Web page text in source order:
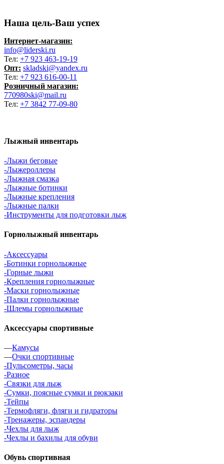
Наша цель-Ваш успех
Интернет-магазин:
info@liderski.ru
Тел: +7 923 463-19-19
Опт: skladski@yandex.ru
Тел: +7 923 616-00-11
Розничный магазин:
770980ski@mail.ru
Тел: +7 3842 77-09-80
Лыжный инвентарь
-Лыжи беговые
-Лыжероллеры
-Лыжная смазка
-Лыжные ботинки
-Лыжные крепления
-Лыжные палки
-Инструменты для подготовки лыж
Горнолыжный инвентарь
-Аксессуары
-Ботинки горнолыжные
-Горные лыжи
-Крепления горнолыжные
-Маски горнолыжные
-Палки горнолыжные
-Шлемы горнолыжные
Аксессуары спортивные
—Камусы
—Очки спортивные
-Пульсометры, часы
-Разное
-Связки для лыж
-Сумки, поясные сумки и рюкзаки
-Тейпы
-Термофляги, фляги и гидраторы
-Тренажеры, эспандеры
-Чехлы для лыж
-Чехлы и бахилы для обуви
Обувь спортивная